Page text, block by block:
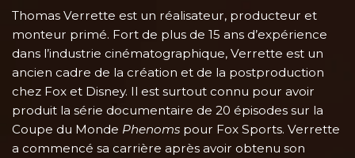
Thomas Verrette est un réalisateur, producteur et
monteur primé. Fort de plus de 15 ans d’expérience
dans l’industrie cinématographique, Verrette est un
ancien cadre de la création et de la postproduction
chez Fox et Disney. Il est surtout connu pour avoir
produit la série documentaire de 20 épisodes sur la
Coupe du Monde Phenoms pour Fox Sports. Verrette
a commencé sa carrière après avoir obtenu son